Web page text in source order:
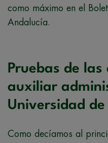
como máximo en el
Andalucía.
Pruebas de las
auxiliar
Universidad de
Como decíamos al